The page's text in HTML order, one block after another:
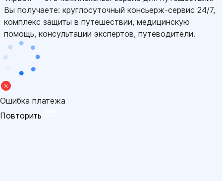
Вы получаете: круглосуточный консьерж-сервис 24/7,
комплекс защиты в путешествии, медицинскую
помощь, консультации экспертов, путеводители.
Ошибка платежа
Повторить